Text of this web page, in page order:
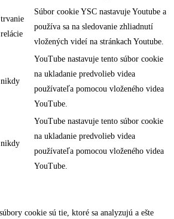
trvanie
relácie
Súbor cookie YSC nastavuje Youtube a
používa sa na sledovanie zhliadnutí
vložených videí na stránkach Youtube.
nikdy
YouTube nastavuje tento súbor cookie
na ukladanie predvolieb videa
používateľa pomocou vloženého videa
YouTube.
nikdy
YouTube nastavuje tento súbor cookie
na ukladanie predvolieb videa
používateľa pomocou vloženého videa
YouTube.
cookie sú tie, ktoré sa analyzujú a ešte